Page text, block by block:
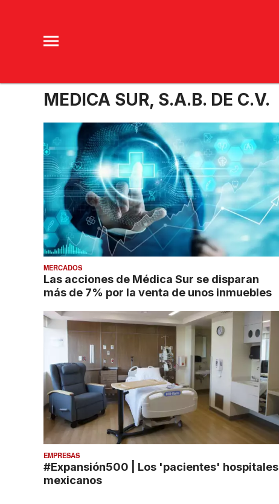
MEDICA SUR, S.A.B. DE C.V.
MERCADOS
Las acciones de Médica Sur se disparan
más de 7% por la venta de unos inmuebles
EMPRESAS
#Expansión500 | Los 'pacientes' hospitales
mexicanos